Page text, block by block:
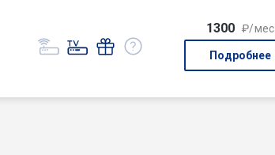
1300 ₽/мес
Подробнее